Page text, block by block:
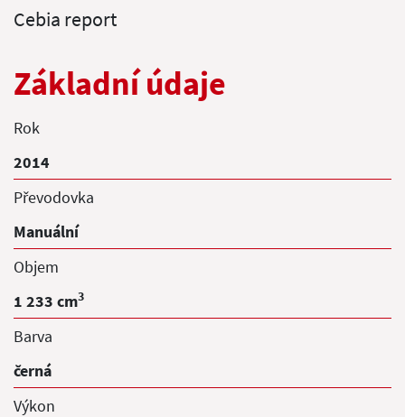
Cebia report
Základní údaje
Rok
2014
Převodovka
Manuální
Objem
1 233 cm3
Barva
černá
Výkon